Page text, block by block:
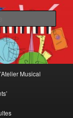
Musical